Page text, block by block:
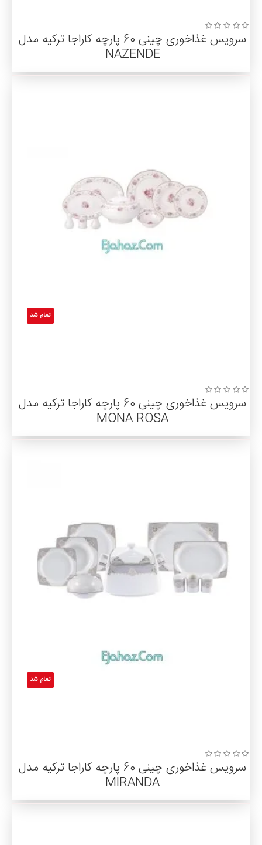
سرویس غذاخوری چینی 60 پارچه کاراجا ترکیه مدل
NAZENDE
تمام شد
سرویس غذاخوری چینی 60 پارچه کاراجا ترکیه مدل
MONA ROSA
تمام شد
سرویس غذاخوری چینی 60 پارچه کاراجا ترکیه مدل
MIRANDA